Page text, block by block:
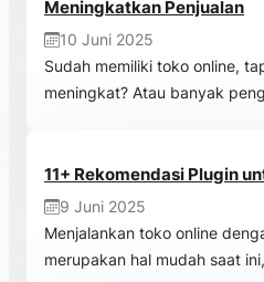
Meningkatkan Penjualan
10 Juni 2025
Sudah memiliki toko online,
meningkat? Atau banyak
11+ Rekomendasi Plugin
9 Juni 2025
Menjalankan toko online
merupakan hal mudah saat